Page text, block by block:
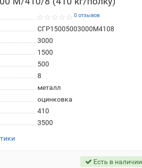
0 отзывов
СГР15005003000M4108
3000
1500
500
8
металл
оцинковка
410
3500
Есть в наличии